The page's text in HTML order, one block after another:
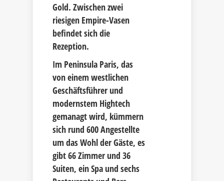
Gold. Zwischen zwei
riesigen Empire-Vasen
befindet sich die
Rezeption.
Im Peninsula Paris, das
von einem westlichen
Geschäftsführer und
modernstem Hightech
gemanagt wird, kümmern
sich rund 600 Angestellte
um das Wohl der Gäste, es
gibt 66 Zimmer und 36
Suiten, ein Spa und sechs